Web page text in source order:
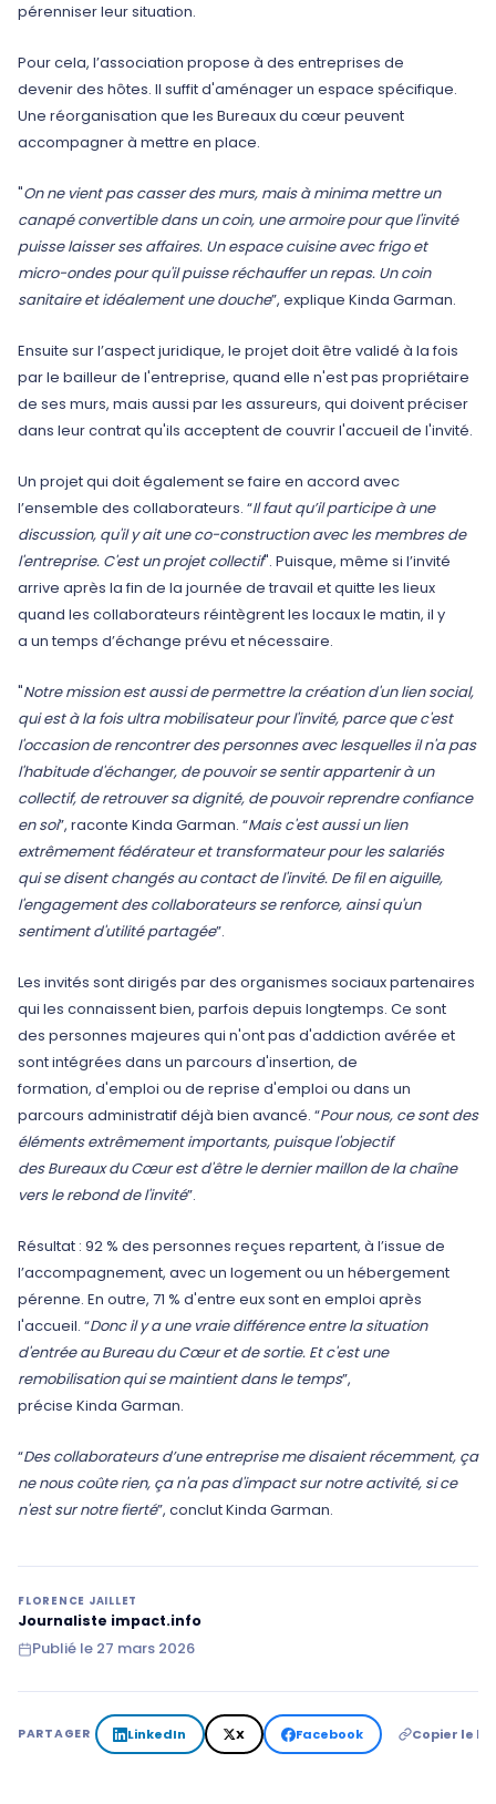
pérenniser leur situation.
Pour cela, l’association propose à des entreprises de
devenir des hôtes. Il suffit d'aménager un espace spécifique.
Une réorganisation que les Bureaux du cœur peuvent
accompagner à mettre en place.
"On ne vient pas casser des murs, mais à minima mettre un
canapé convertible dans un coin, une armoire pour que l'invité
puisse laisser ses affaires. Un espace cuisine avec frigo et
micro-ondes pour qu'il puisse réchauffer un repas. Un coin
sanitaire et idéalement une douche”, explique Kinda Garman.
Ensuite sur l’aspect juridique, le projet doit être validé à la fois
par le bailleur de l'entreprise, quand elle n'est pas propriétaire
de ses murs, mais aussi par les assureurs, qui doivent préciser
dans leur contrat qu'ils acceptent de couvrir l'accueil de l'invité.
Un projet qui doit également se faire en accord avec
l’ensemble des collaborateurs. “Il faut qu’il participe à une
discussion, qu'il y ait une co-construction avec les membres de
l'entreprise. C'est un projet collectif". Puisque, même si l’invité
arrive après la fin de la journée de travail et quitte les lieux
quand les collaborateurs réintègrent les locaux le matin, il y
a un temps d’échange prévu et nécessaire.
"Notre mission est aussi de permettre la création d'un lien social,
qui est à la fois ultra mobilisateur pour l'invité, parce que c'est
l'occasion de rencontrer des personnes avec lesquelles il n'a pas
l'habitude d'échanger, de pouvoir se sentir appartenir à un
collectif, de retrouver sa dignité, de pouvoir reprendre confiance
en soi”, raconte Kinda Garman. “Mais c'est aussi un lien
extrêmement fédérateur et transformateur pour les salariés
qui se disent changés au contact de l'invité. De fil en aiguille,
l'engagement des collaborateurs se renforce, ainsi qu'un
sentiment d'utilité partagée”.
Les invités sont dirigés par des organismes sociaux partenaires
qui les connaissent bien, parfois depuis longtemps. Ce sont
des personnes majeures qui n'ont pas d'addiction avérée et
sont intégrées dans un parcours d'insertion, de
formation, d'emploi ou de reprise d'emploi ou dans un
parcours administratif déjà bien avancé. “Pour nous, ce sont des
éléments extrêmement importants, puisque l'objectif
des Bureaux du Cœur est d'être le dernier maillon de la chaîne
vers le rebond de l'invité”.
Résultat : 92 % des personnes reçues repartent, à l’issue de
l’accompagnement, avec un logement ou un hébergement
pérenne. En outre, 71 % d'entre eux sont en emploi après
l'accueil. “Donc il y a une vraie différence entre la situation
d'entrée au Bureau du Cœur et de sortie. Et c'est une
remobilisation qui se maintient dans le temps”,
précise Kinda Garman.
“Des collaborateurs d’une entreprise me disaient récemment, ça
ne nous coûte rien, ça n'a pas d'impact sur notre activité, si ce
n'est sur notre fierté”, conclut Kinda Garman.
FLORENCE JAILLET
Journaliste impact.info
Publié le 27 mars 2026
PARTAGER LinkedIn X Facebook Copier le